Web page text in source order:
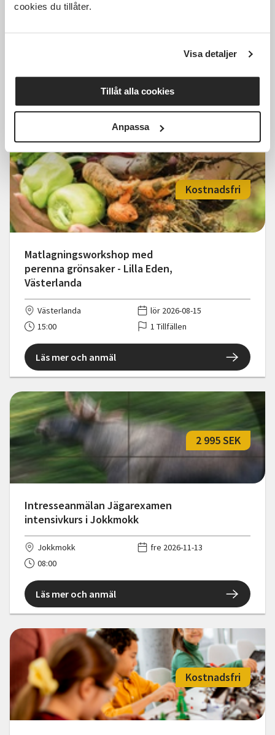
cookies du tillåter.
Visa detaljer
Tillåt alla cookies
Anpassa
Introkurs i permakultur
fre 2026-10-16
10:00
1 Tillfällen
Läs mer och anmäl
Matlagningsworkshop med
perenna grönsaker - Lilla Eden,
Västerlanda
Kostnadsfri
Västerlanda
lör 2026-08-15
15:00
1 Tillfällen
Läs mer och anmäl
Intresseanmälan Jägarexamen
intensivkurs i Jokkmokk
2 995 SEK
Jokkmokk
fre 2026-11-13
08:00
Läs mer och anmäl
Kostnadsfri